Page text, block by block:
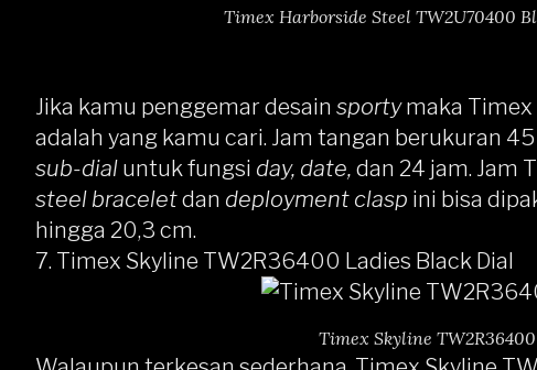
Timex Harborside Steel TW2U70400
Jika kamu penggemar desain sportymaka Timex
adalah yang kamu cari. Jam tangan berukuran
sub-dial untuk fungsi day, date, dan 24 jam. Jam
steel braceletdan deployment clasp ini bisa
hingga 20,3 cm.
7. Timex Skyline TW2R36400 Ladies Black Dial
Timex Skyline